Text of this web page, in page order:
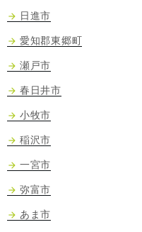
日進市
愛知郡東郷町
瀬戸市
春日井市
小牧市
稲沢市
一宮市
弥富市
あま市